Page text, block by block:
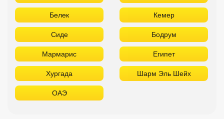
Белек Кемер
Сиде Бодрум
Мармарис Египет
Хургада Шарм Эль Шейх
ОАЭ